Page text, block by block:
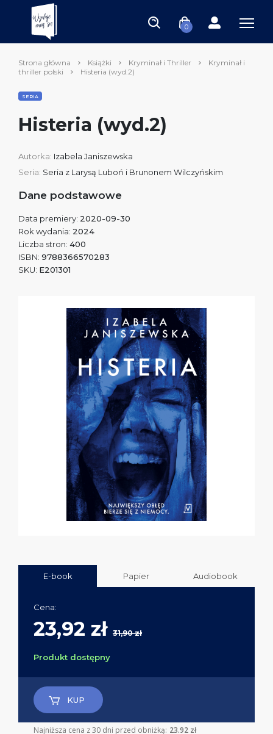
0
Strona główna Książki Kryminał i Thriller
Kryminał i
thriller polski
Histeria (wyd.2)
SERIA
Histeria (wyd.2)
Autorka: Izabela Janiszewska
Seria: Seria z Larysą Luboń i Brunonem Wilczyńskim
Dane podstawowe
Data premiery: 2020-09-30
Rok wydania: 2024
Liczba stron: 400
ISBN: 9788366570283
SKU: E201301
E-book Papier Audiobook
Cena:
23,92 zł 31,90 zł
Produkt dostępny
KUP
Najniższa cena z 30 dni przed obniżką: 23.92 zł